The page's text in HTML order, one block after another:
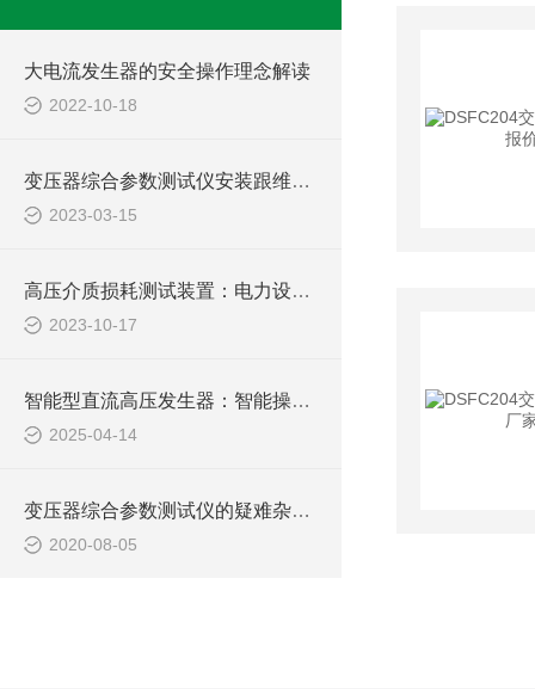
大电流发生器的安全操作理念解读
2022-10-18
变压器综合参数测试仪安装跟维护有哪些要注意
2023-03-15
高压介质损耗测试装置：电力设备的细密检测工具
2023-10-17
智能型直流高压发生器：智能操控，轻松驾驭高压测试难题
2025-04-14
变压器综合参数测试仪的疑难杂症如何“*”？
2020-08-05